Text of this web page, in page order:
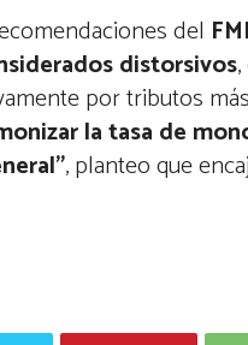
del FMI
distorsivos
por tributos
la tasa de
, planteo que